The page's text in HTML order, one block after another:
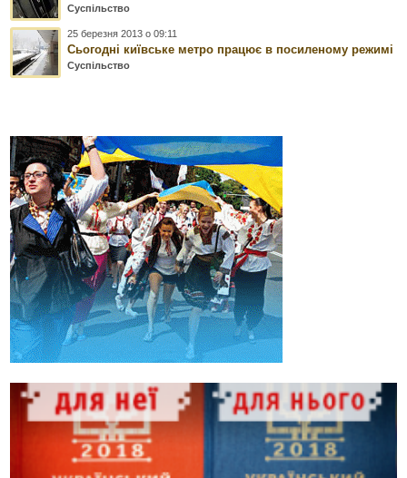
Суспільство
25 березня 2013 о 09:11
Сьогодні київське метро працює в посиленому режимі
Суспільство